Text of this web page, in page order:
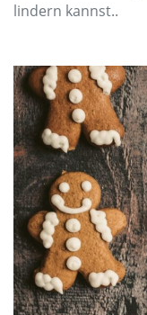
lindern kannst..